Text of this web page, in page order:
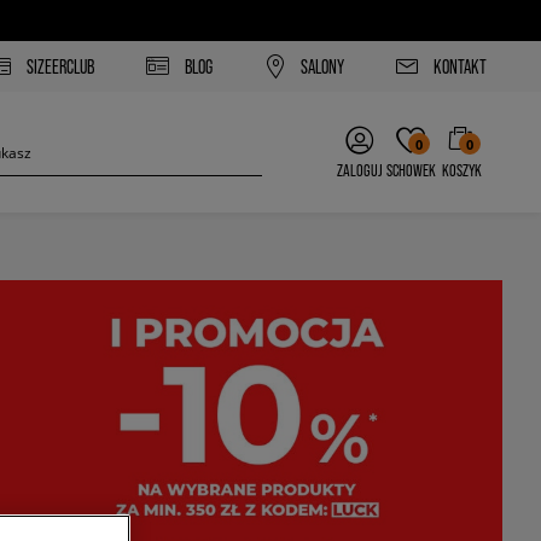
SIZEERCLUB BLOG SALONY KONTAKT
ZALOGUJ
0
SCHOWEK
0
KOSZYK